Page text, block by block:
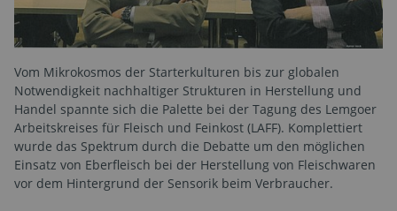
Vom Mikrokosmos der Starterkulturen bis zur globalen
Notwendigkeit nachhaltiger Strukturen in Herstellung und
Handel spannte sich die Palette bei der Tagung des Lemgoer
Arbeitskreises für Fleisch und Feinkost (LAFF). Komplettiert
wurde das Spektrum durch die Debatte um den möglichen
Einsatz von Eberfleisch bei der Herstellung von Fleischwaren
vor dem Hintergrund der Sensorik beim Verbraucher.